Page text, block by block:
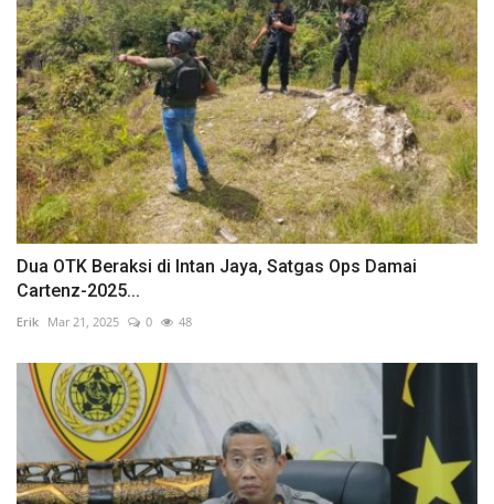
Dua OTK Beraksi di Intan Jaya, Satgas Ops Damai
Cartenz-2025...
Erik Mar 21, 2025 0 48